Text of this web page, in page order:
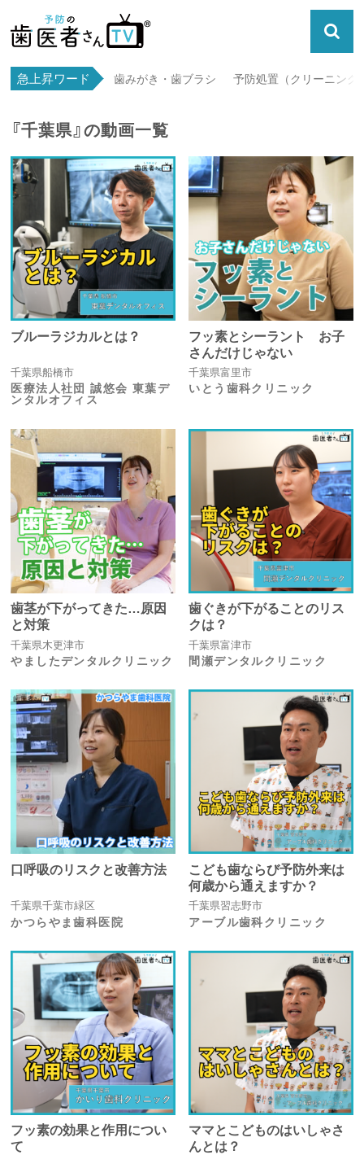
急上昇ワード 歯みがき・歯ブラシ 予防処置（クリーニング
『千葉県』の動画一覧
ブルーラジカルとは？
千葉県船橋市
医療法人社団 誠悠会 東葉デ
ンタルオフィス
フッ素とシーラント お子
さんだけじゃない
千葉県富里市
いとう歯科クリニック
歯茎が下がってきた…原因
と対策
千葉県木更津市
やましたデンタルクリニック
歯ぐきが下がることのリス
クは？
千葉県富津市
間瀬デンタルクリニック
口呼吸のリスクと改善方法
千葉県千葉市緑区
かつらやま歯科医院
こども歯ならび予防外来は
何歳から通えますか？
千葉県習志野市
アーブル歯科クリニック
フッ素の効果と作用につい
て
ママとこどものはいしゃさ
んとは？